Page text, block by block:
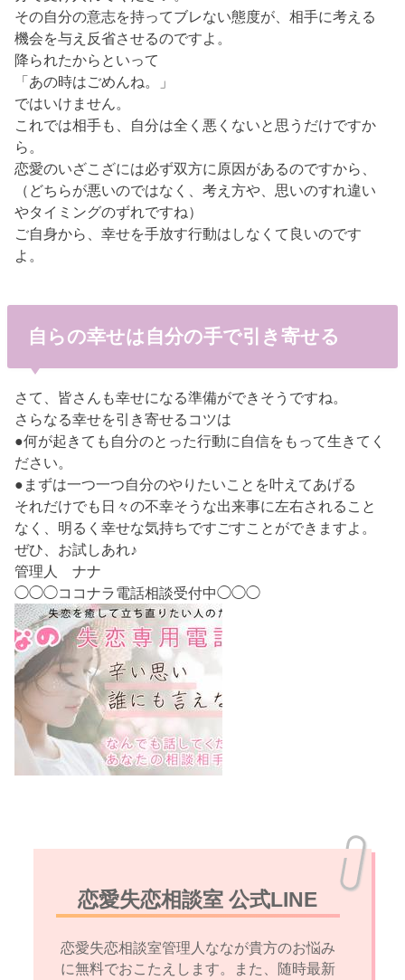
その自分の意志を持ってブレない態度が、相手に考える
機会を与え反省させるのですよ。
降られたからといって
「あの時はごめんね。」
ではいけません。
これでは相手も、自分は全く悪くないと思うだけですか
ら。
恋愛のいざこざには必ず双方に原因があるのですから、
（どちらが悪いのではなく、考え方や、思いのすれ違い
やタイミングのずれですね）
ご自身から、幸せを手放す行動はしなくて良いのです
よ。
自らの幸せは自分の手で引き寄せる
さて、皆さんも幸せになる準備ができそうですね。
さらなる幸せを引き寄せるコツは
●何が起きても自分のとった行動に自信をもって生きてく
ださい。
●まずは一つ一つ自分のやりたいことを叶えてあげる
それだけでも日々の不幸そうな出来事に左右されること
なく、明るく幸せな気持ちですごすことができますよ。
ぜひ、お試しあれ♪
管理人 ナナ
◯◯◯ココナラ電話相談受付中◯◯◯
恋愛失恋相談室 公式LINE
恋愛失恋相談室管理人ななが貴方のお悩み
に無料でおこたえします。また、随時最新